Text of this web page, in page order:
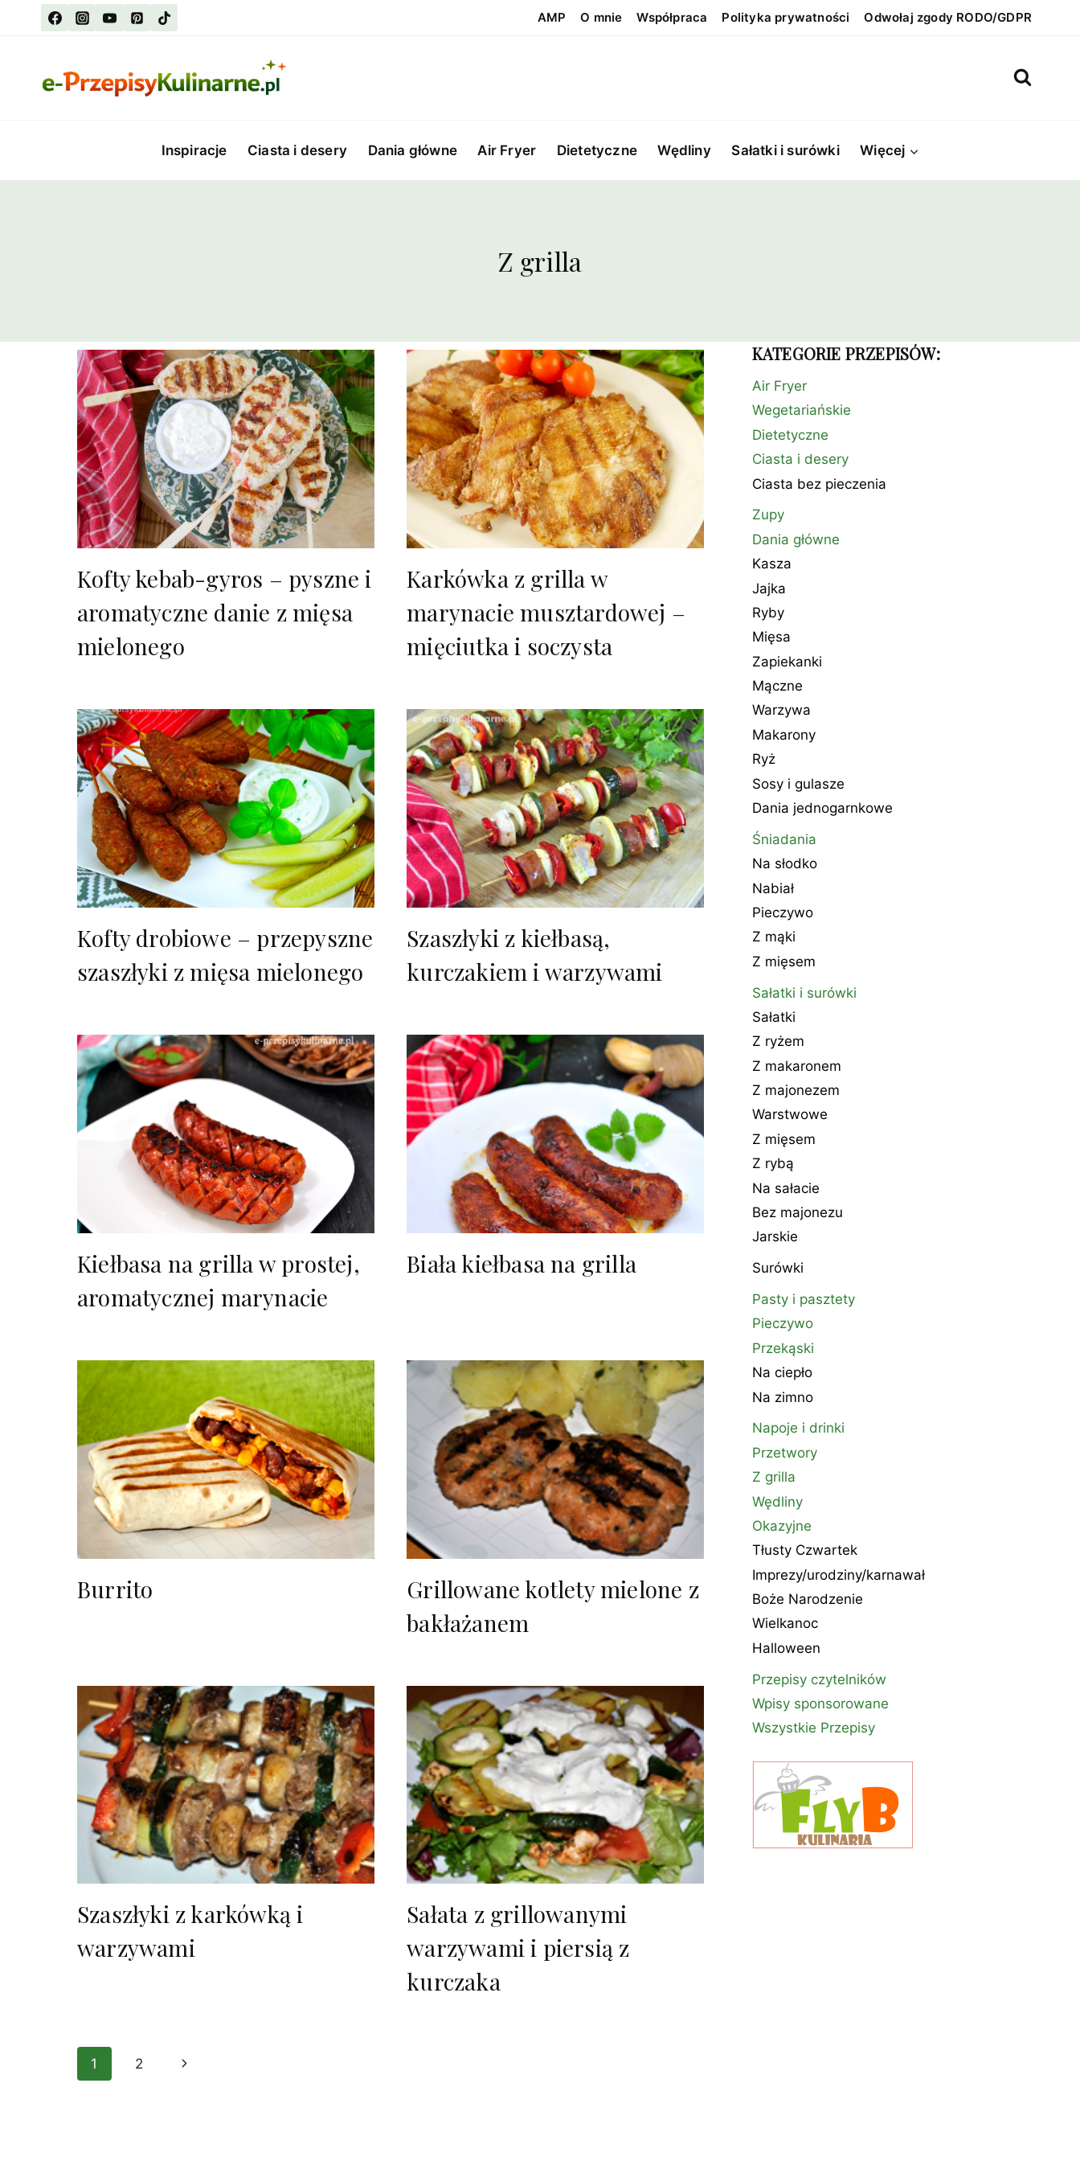
AMP O mnie Współpraca Polityka prywatności Odwołaj zgody RODO/GDPR
Inspiracje Ciasta i desery Dania główne Air Fryer Dietetyczne Wędliny Sałatki i surówki Więcej
Z grilla
Kofty kebab-gyros – pyszne i
aromatyczne danie z mięsa
mielonego
Karkówka z grilla w
marynacie musztardowej –
mięciutka i soczysta
Kofty drobiowe – przepyszne
szaszłyki z mięsa mielonego
Szaszłyki z kiełbasą,
kurczakiem i warzywami
Kiełbasa na grilla w prostej,
aromatycznej marynacie
Biała kiełbasa na grilla
Burrito
Grillowane kotlety mielone z
bakłażanem
Szaszłyki z karkówką i
warzywami
Sałata z grillowanymi
warzywami i piersią z
kurczaka
Nawigacja
1 2
Następna
KATEGORIE PRZEPISÓW:
Air Fryer
Wegetariańskie
Dietetyczne
Ciasta i desery
Ciasta bez pieczenia
Zupy
Dania główne
Kasza
Jajka
Ryby
Mięsa
Zapiekanki
Mączne
Warzywa
Makarony
Ryż
Sosy i gulasze
Dania jednogarnkowe
Śniadania
Na słodko
Nabiał
Pieczywo
Z mąki
Z mięsem
Sałatki i surówki
Sałatki
Z ryżem
Z makaronem
Z majonezem
Warstwowe
Z mięsem
Z rybą
Na sałacie
Bez majonezu
Jarskie
Surówki
Pasty i pasztety
Pieczywo
Przekąski
Na ciepło
Na zimno
Napoje i drinki
Przetwory
Z grilla
Wędliny
Okazyjne
Tłusty Czwartek
Imprezy/urodziny/karnawał
Boże Narodzenie
Wielkanoc
Halloween
Przepisy czytelników
Wpisy sponsorowane
Wszystkie Przepisy